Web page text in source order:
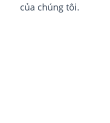
của chúng tôi.